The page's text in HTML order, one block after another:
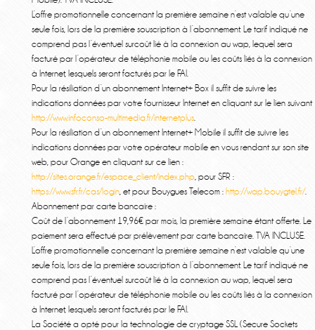
L’offre promotionnelle concernant la première semaine n’est valable qu’une
seule fois, lors de la première souscription à l’abonnement. Le tarif indiqué ne
comprend pas l’éventuel surcoût lié à la connexion au wap, lequel sera
facturé par l’opérateur de téléphonie mobile ou les coûts liés à la connexion
à Internet, lesquels seront facturés par le FAI.
Pour la résiliation d’un abonnement Internet+ Box il suffit de suivre les
indications données par votre fournisseur Internet en cliquant sur le lien suivant
http://www.infoconso-multimedia.fr/internetplus.
Pour la résiliation d’un abonnement Internet+ Mobile il suffit de suivre les
indications données par votre opérateur mobile en vous rendant sur son site
web, pour Orange en cliquant sur ce lien :
http://sites.orange.fr/espace_client/index.php, pour SFR :
https://www.sfr.fr/cas/login, et pour Bouygues Telecom : http://wap.bouygtel.fr/.
Abonnement par carte bancaire :
Coût de l’abonnement 19,96€ par mois, la première semaine étant offerte. Le
paiement sera effectué par prélèvement par carte bancaire. TVA INCLUSE.
L’offre promotionnelle concernant la première semaine n’est valable qu’une
seule fois, lors de la première souscription à l’abonnement. Le tarif indiqué ne
comprend pas l’éventuel surcoût lié à la connexion au wap, lequel sera
facturé par l’opérateur de téléphonie mobile ou les coûts liés à la connexion
à Internet, lesquels seront facturés par le FAI.
La Société a opté pour la technologie de cryptage SSL (Secure Sockets